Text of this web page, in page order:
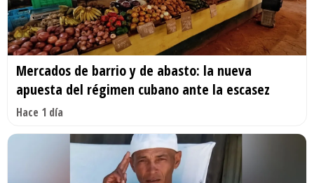
Mercados de barrio y de abasto: la nueva
apuesta del régimen cubano ante la escasez
Hace 1 día